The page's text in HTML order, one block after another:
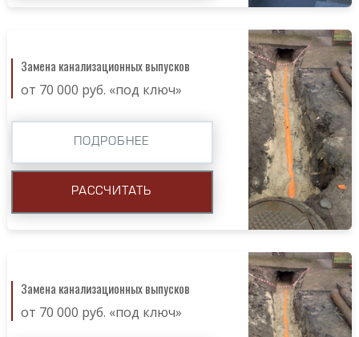
Замена канализационных выпусков
от 70 000 руб. «под ключ»
ПОДРОБНЕЕ
РАССЧИТАТЬ
Замена канализационных выпусков
от 70 000 руб. «под ключ»